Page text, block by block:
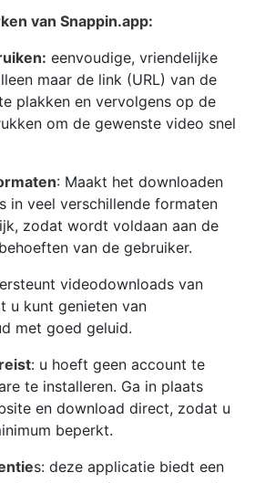
van Snappin.app:
eenvoudige, vriendelijke
maar de link (URL) van de
plakken en vervolgens op de
om de gewenste video snel
: Maakt het downloaden
in veel verschillende formaten
zodat wordt voldaan aan de
van de gebruiker.
videodownloads van
u kunt genieten van
met goed geluid.
: u hoeft geen account te
te installeren. Ga in plaats
en download direct, zodat u
beperkt.
s: deze applicatie biedt een